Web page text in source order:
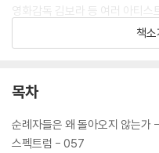
영화감독 김보라 등 여러 아티스
관심을 받았다. 이후 2023년엔
문학상인 중국성운상 번역작품
미국 사이먼 앤 슈스터(사가 프
었다. 일본·대만·중국·스페인·프
책
목차
순례자들은 왜 돌아오지 않는가
스펙트럼 - 057